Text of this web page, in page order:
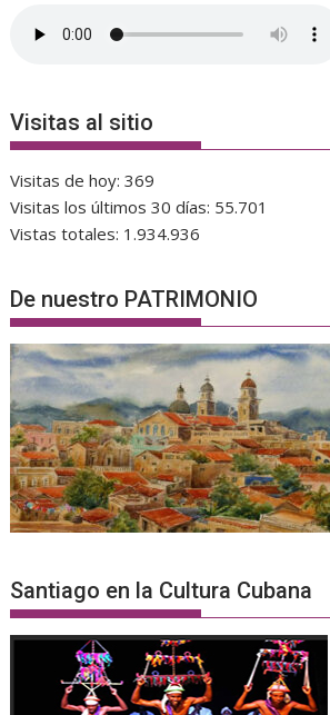
Visitas al sitio
Visitas de hoy:369
Visitas los últimos 30 días: 55.701
Vistas totales: 1.934.936
De nuestro PATRIMONIO
Santiago en la Cultura Cubana